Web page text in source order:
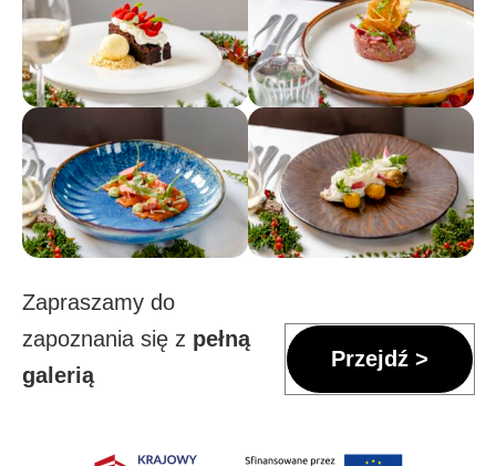
Zapraszamy do
zapoznania się z pełną
galerią
Przejdź >